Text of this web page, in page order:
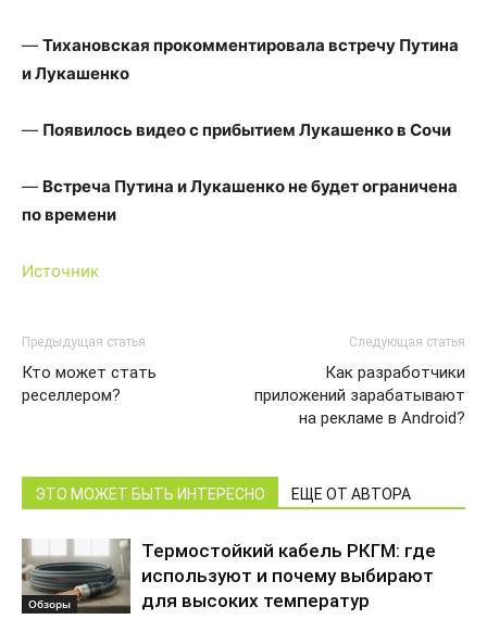
— Тихановская прокомментировала встречу Путина
и Лукашенко
— Появилось видео с прибытием Лукашенко в Сочи
— Встреча Путина и Лукашенко не будет ограничена
по времени
Источник
Предыдущая статья
Кто может стать
реселлером?
Следующая статья
Как разработчики
приложений зарабатывают
на рекламе в Android?
ЭТО МОЖЕТ БЫТЬ ИНТЕРЕСНО ЕЩЕ ОТ АВТОРА
Обзоры
Термостойкий кабель РКГМ: где
используют и почему выбирают
для высоких температур